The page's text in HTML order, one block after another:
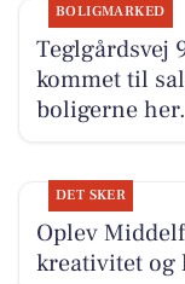
BOLIGMARKED
Teglgårdsvej
kommet til
boligerne her.
DET SKER
Oplev
kreativitet og